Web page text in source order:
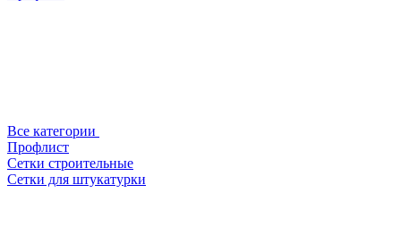
Все категории
Профлист
Сетки строительные
Сетки для штукатурки